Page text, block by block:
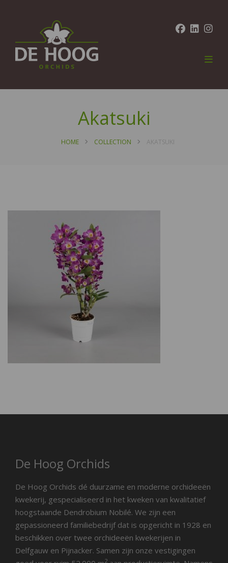
Akatsuki
HOME COLLECTION AKATSUKI
De Hoog Orchids
De Hoog Orchids dé duurzame en moderne orchideeën
kwekerij, gespecialiseerd in het kweken van kwalitatief
hoogstaande Dendrobium Nobilé. We zijn een
gepassioneerd familiebedrijf dat is opgericht in 1928 en
beschikken over twee orchideeën kwekerijen in
Delfgauw en Pijnacker. Samen zijn onze vestigingen
2